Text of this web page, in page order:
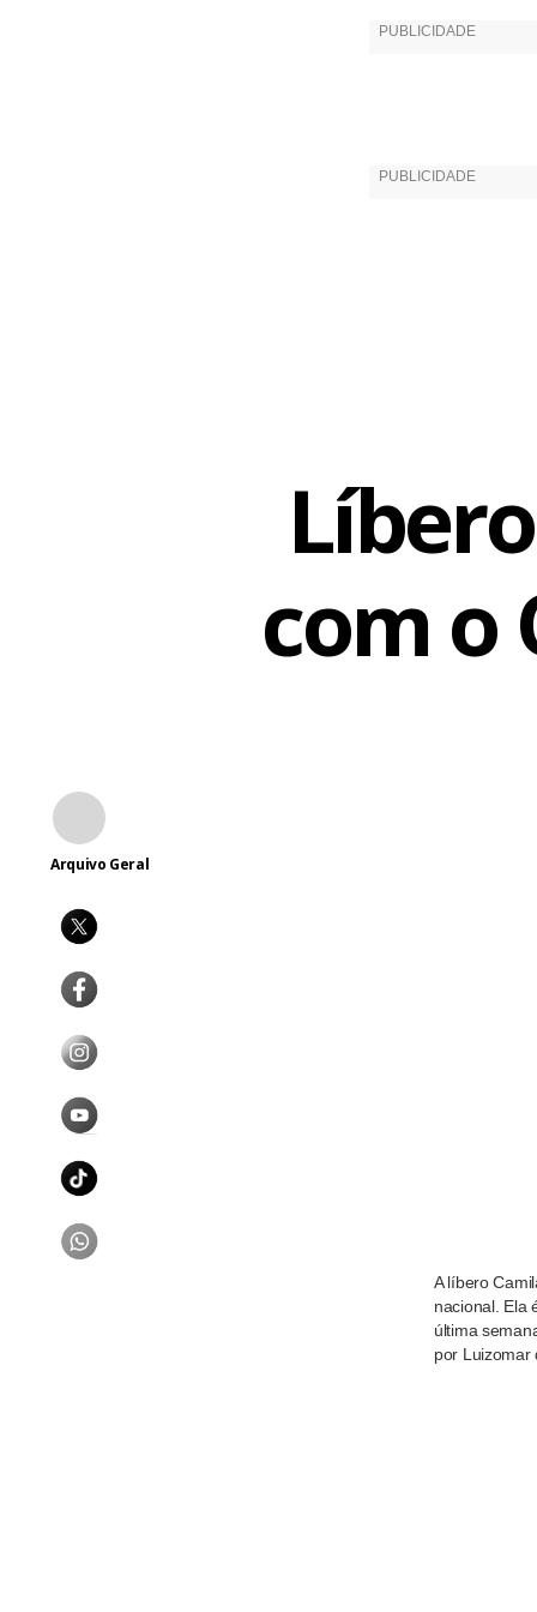
2012, mas
times
com o
Arquivo Geral
A líbero
nacional. Ela
última
por Luizomar